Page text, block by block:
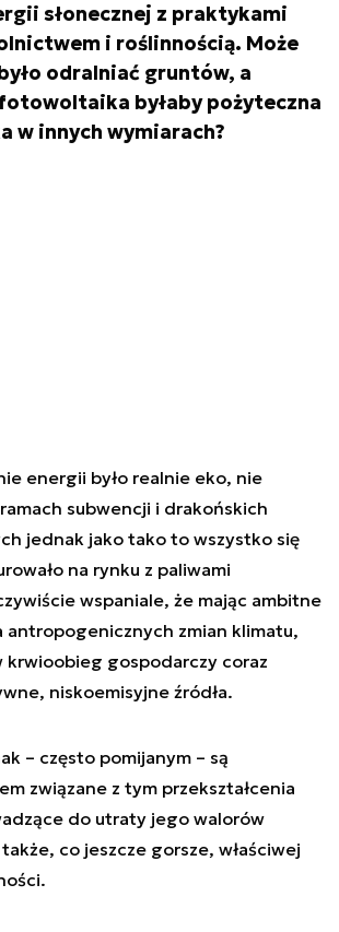
słonecznej z praktykami
i roślinnością. Może
odralniać gruntów, a
byłaby pożyteczna
w innych wymiarach?
energii było realnie eko, nie
subwencji i drakońskich
jednak jako tako to wszystko się
na rynku z paliwami
wspaniale, że mając ambitne
antropogenicznych zmian klimatu,
krwioobieg gospodarczy coraz
niskoemisyjne źródła.
– często pomijanym – są
związane z tym przekształcenia
do utraty jego walorów
co jeszcze gorsze, właściwej